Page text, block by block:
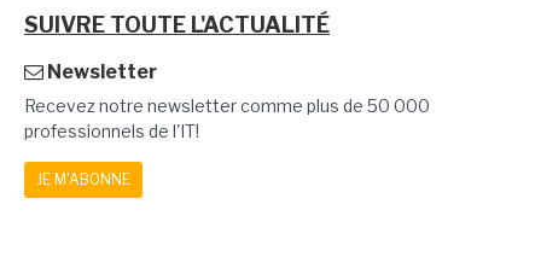
SUIVRE TOUTE L'ACTUALITÉ
Newsletter
Recevez notre newsletter comme plus de 50 000
professionnels de l'IT!
JE M'ABONNE